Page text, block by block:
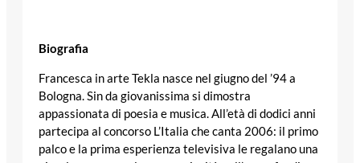
Biografia
Francesca in arte Tekla nasce nel giugno del ’94 a
Bologna. Sin da giovanissima si dimostra
appassionata di poesia e musica. All’età di dodici anni
partecipa al concorso L’Italia che canta 2006: il primo
palco e la prima esperienza televisiva le regalano una